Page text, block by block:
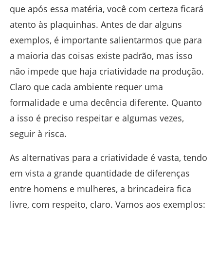
que após essa matéria, você com certeza ficará
atento às plaquinhas. Antes de dar alguns
exemplos, é importante salientarmos que para
a maioria das coisas existe padrão, mas isso
não impede que haja criatividade na produção.
Claro que cada ambiente requer uma
formalidade e uma decência diferente. Quanto
a isso é preciso respeitar e algumas vezes,
seguir à risca.
As alternativas para a criatividade é vasta, tendo
em vista a grande quantidade de diferenças
entre homens e mulheres, a brincadeira fica
livre, com respeito, claro. Vamos aos exemplos: